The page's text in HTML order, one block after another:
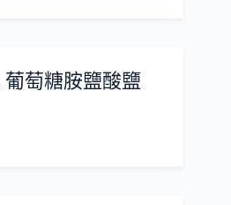
葡萄糖胺鹽酸鹽